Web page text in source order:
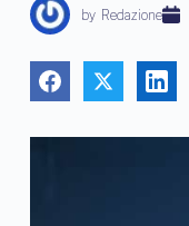
by Redazione